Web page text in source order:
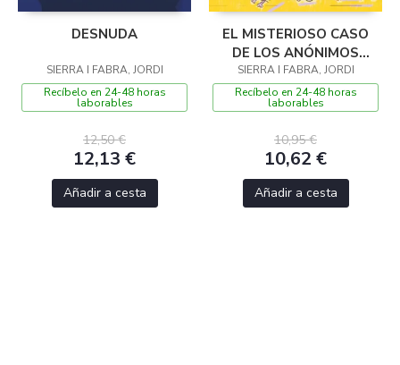
DESNUDA
SIERRA I FABRA, JORDI
Recíbelo en 24-48 horas
laborables
12,50 €
12,13 €
Añadir a cesta
EL MISTERIOSO CASO
DE LOS ANÓNIMOS
ESPELUZNANTES
SIERRA I FABRA, JORDI
Recíbelo en 24-48 horas
laborables
10,95 €
10,62 €
Añadir a cesta